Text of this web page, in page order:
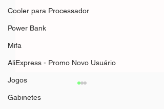
Cooler para Processador
Power Bank
Mifa
AliExpress - Promo Novo Usuário
Jogos
Gabinetes